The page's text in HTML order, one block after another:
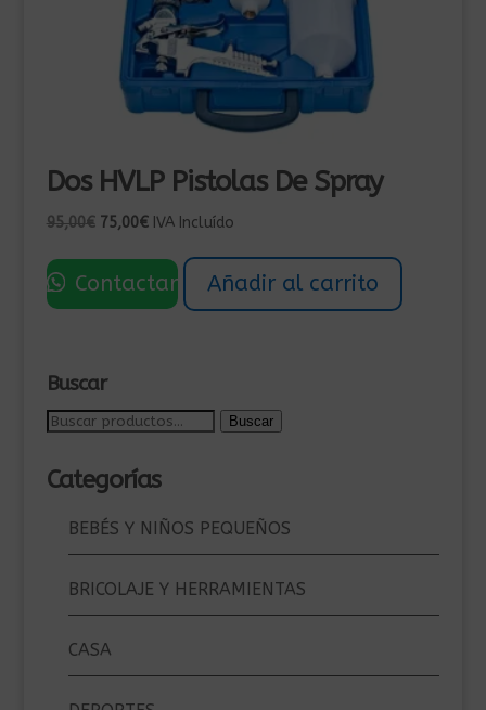
Dos HVLP Pistolas De Spray
95,00€ El
original
era:
75,00€El
actual
es:
IVA Incluído
Contactar Añadir al carrito
Buscar
Buscar
Buscar
Categorías
BEBÉS Y NIÑOS PEQUEÑOS
BRICOLAJE Y HERRAMIENTAS
CASA